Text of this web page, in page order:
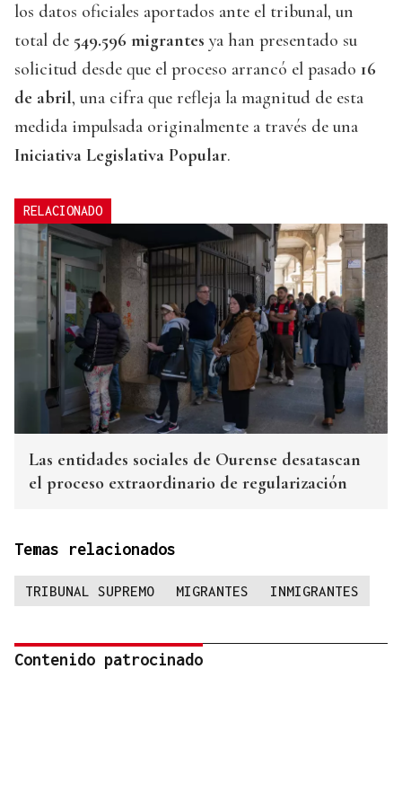
los datos oficiales aportados ante el tribunal, un
total de 549.596 migrantes ya han presentado su
solicitud desde que el proceso arrancó el pasado 16
de abril, una cifra que refleja la magnitud de esta
medida impulsada originalmente a través de una
Iniciativa Legislativa Popular.
RELACIONADO
Las entidades sociales de Ourense desatascan
el proceso extraordinario de regularización
Temas relacionados
TRIBUNAL SUPREMO MIGRANTES INMIGRANTES
Contenido patrocinado